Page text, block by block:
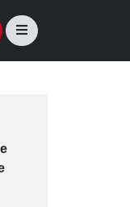
Seitennavigation